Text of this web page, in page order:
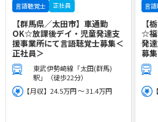
言語聴覚士 正社員
【群馬県／太田市】車通勤
OK☆放課後デイ・児童発達支
援事業所にて言語聴覚士募集＜
正社員＞
東武伊勢崎線「太田(群馬)
駅」（徒歩22分）
【月収】24.5万円 ～ 31.4万円
言
【
☆福
発
募